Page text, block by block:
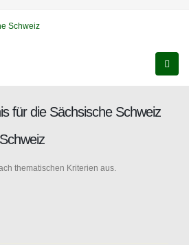
für die Sächsische Schweiz
thematischen Kriterien aus.